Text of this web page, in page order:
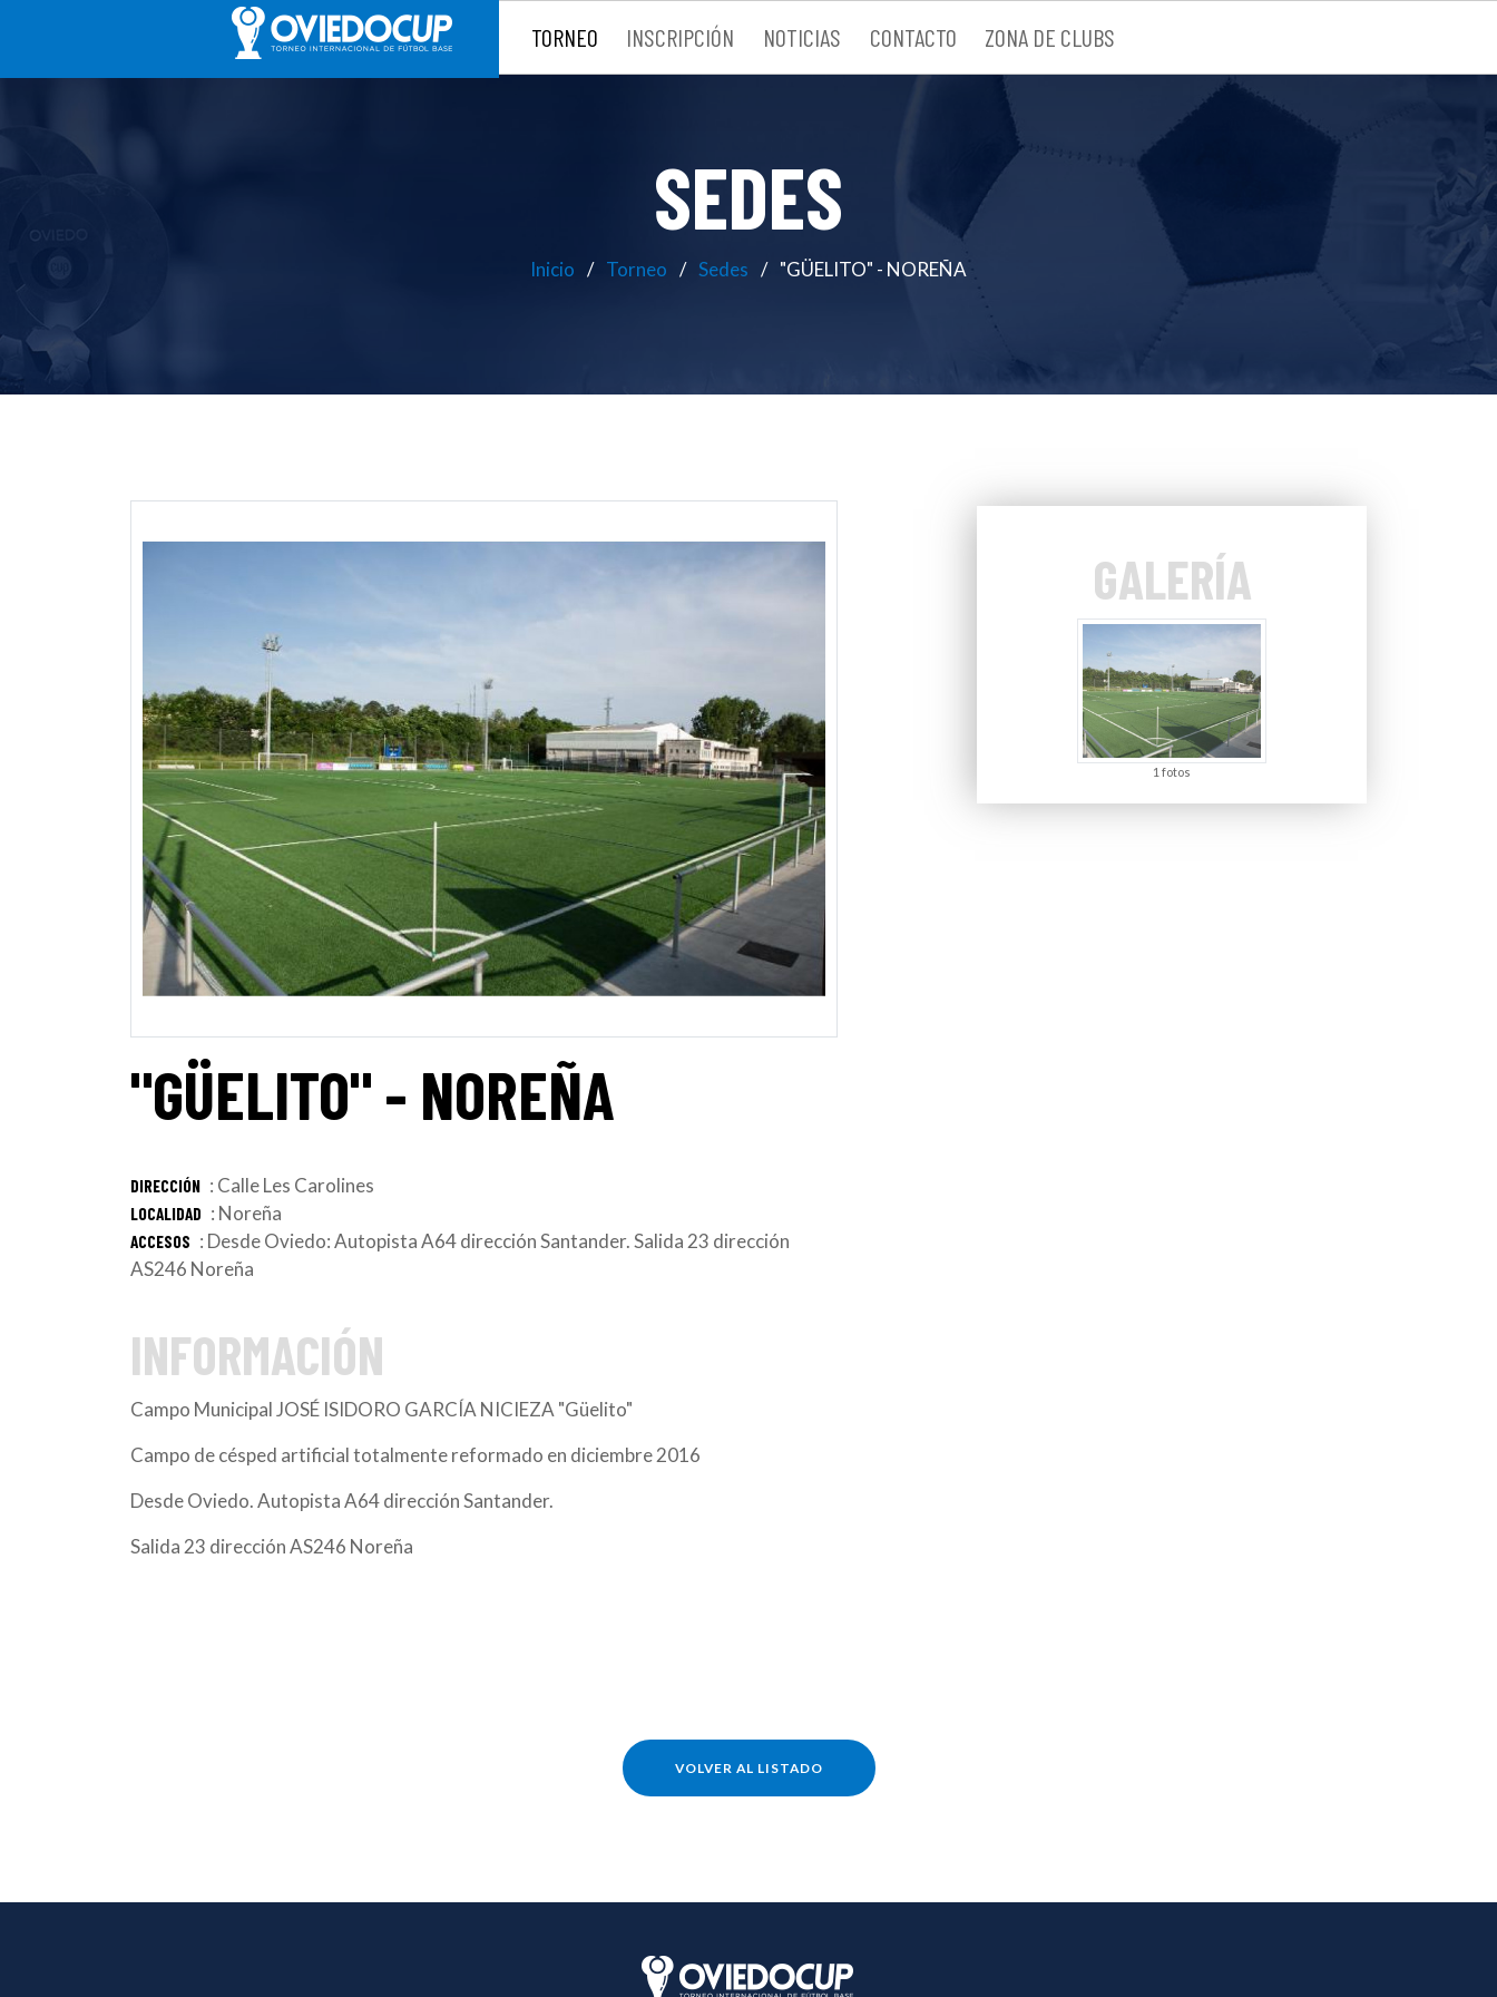
TORNEO INSCRIPCIÓN NOTICIAS CONTACTO ZONA DE CLUBS
SEDES
Inicio Torneo Sedes "GÜELITO" - NOREÑA
"GÜELITO" - NOREÑA
DIRECCIÓN : Calle Les Carolines
LOCALIDAD : Noreña
ACCESOS : Desde Oviedo: Autopista A64 dirección Santander. Salida 23 dirección
AS246 Noreña
INFORMACIÓN
Campo Municipal JOSÉ ISIDORO GARCÍA NICIEZA "Güelito"
Campo de césped artificial totalmente reformado en diciembre 2016
Desde Oviedo. Autopista A64 dirección Santander.
Salida 23 dirección AS246 Noreña
GALERÍA
1 fotos
VOLVER AL LISTADO